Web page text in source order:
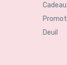
Deuil